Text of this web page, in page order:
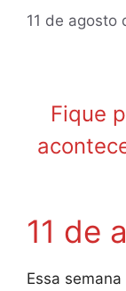
11 de agosto
Fique
11 de
Essa semana